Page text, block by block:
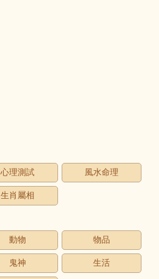
心理測試 風水命理
生肖屬相
動物 物品
鬼神 生活